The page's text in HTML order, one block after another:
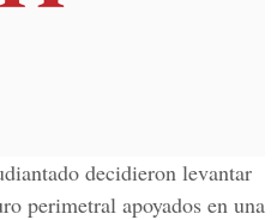
decidieron levantar
perimetral apoyados en una